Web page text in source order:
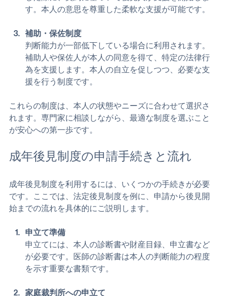
分で選び契約を結ぶ制度です。将来判断能力が低下
す。本人の意思を尊重した柔軟な支援が可能です。
補助・保佐制度
判断能力が一部低下している場合に利用されます。
補助人や保佐人が本人の同意を得て、特定の法律行
援を行う制度です。
これらの制度は、本人の状態やニーズに合わせて選択さ
が安心への第一歩です。
成年後見制度の申請手続きと流れ
成年後見制度を利用するには、いくつかの手続きが必要
始までの流れを具体的にご説明します。
申立て準備
申立てには、本人の診断書や財産目録、申立書など
を示す重要な書類です。